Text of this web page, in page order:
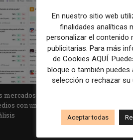
mercados de predicción dan el salto a los
con una plataforma de noticias y
En nuestro sitio web
finalidades analíticas
personalizar el contenido
publicitarias. Para más
de Cookies AQUÍ.
bloque o también
selección o rechazar su
Aceptar todas